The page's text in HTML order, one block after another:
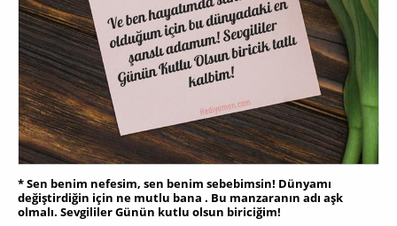
* Sen benim nefesim, sen benim sebebimsin! Dünyamı
değiştirdiğin için ne mutlu bana . Bu manzaranın adı aşk
olmalı. Sevgililer Günün kutlu olsun biriciğim!